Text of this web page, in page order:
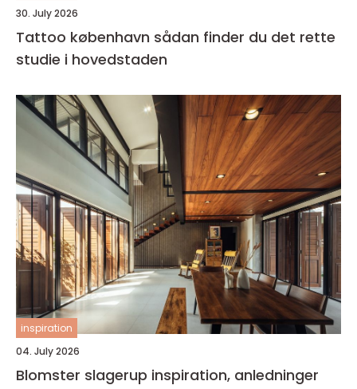
30. July 2026
Tattoo københavn sådan finder du det rette
studie i hovedstaden
inspiration
04. July 2026
Blomster slagerup inspiration, anledninger